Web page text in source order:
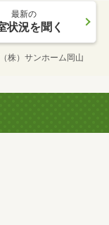
最新の
状況を聞く
株）サンホーム岡山